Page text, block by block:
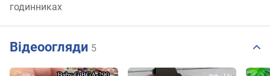
годинниках
Відеоогляди 5